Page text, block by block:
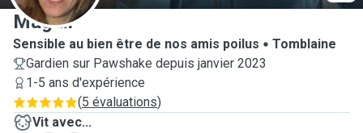
Magali
Sensible au bien être de nos amis poilus
Tomblaine
Gardien sur Pawshake depuis janvier 2023
1-5 ans d'expérience
(5 évaluations)
Vit avec...